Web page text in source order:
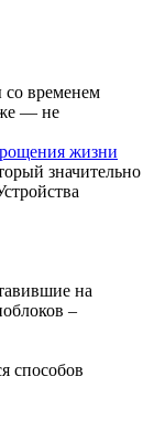
временем
— не
жизни
значительно
на
–
способов